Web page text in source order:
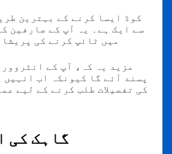
سے ایک ہے۔ یہ آپ کے صارفین
میں ٹائپ کرنے کی
مزید یہ کہ، آپ کے
پسند آئے گا کیونکہ اب انہیں
کی تفصیلات طلب کرنے کے لیے
2. گاہک